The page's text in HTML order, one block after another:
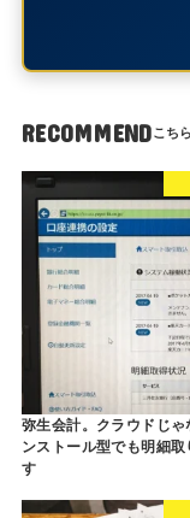
RECOMMEND
弥生会計。クラウドじゃ
ンストール型でも明細取
す